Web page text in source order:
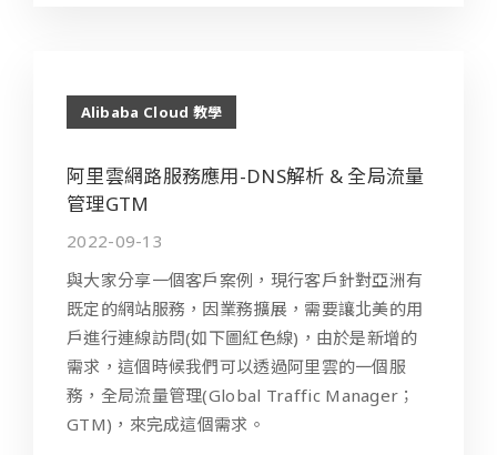
Alibaba Cloud 教學
阿里雲網路服務應用-DNS解析 & 全局流量
管理GTM
2022-09-13
與大家分享一個客戶案例，現行客戶針對亞洲有
既定的網站服務，因業務擴展，需要讓北美的用
戶進行連線訪問(如下圖紅色線)，由於是新增的
需求，這個時候我們可以透過阿里雲的一個服
務，全局流量管理(Global Traffic Manager；
GTM)，來完成這個需求。